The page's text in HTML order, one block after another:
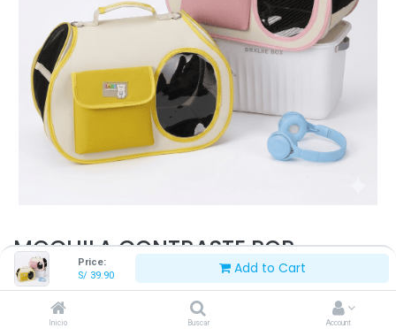
Price:
S/ 39.90 Add to Cart
Inicio Buscar Account
MOCHILA CONTRASTE POP
45*26*32 CM - MKL6001161
39.90